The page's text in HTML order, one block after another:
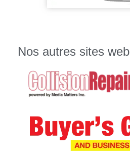
Nos autres sites web